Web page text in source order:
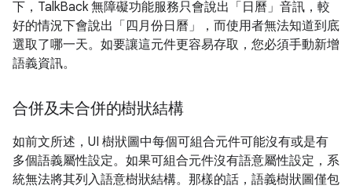
下，TalkBack 無障礙功能服務只會說出「日曆」音訊，較
好的情況下會說出「四月份日曆」，而使用者無法知道到底
選取了哪一天。如要讓這元件更容易存取，您必須手動新增
語義資訊。
合併及未合併的樹狀結構
如前文所述，UI 樹狀圖中每個可組合元件可能沒有或是有
多個語義屬性設定。如果可組合元件沒有語意屬性設定，系
統無法將其列入語意樹狀結構。那樣的話，語義樹狀圖僅包